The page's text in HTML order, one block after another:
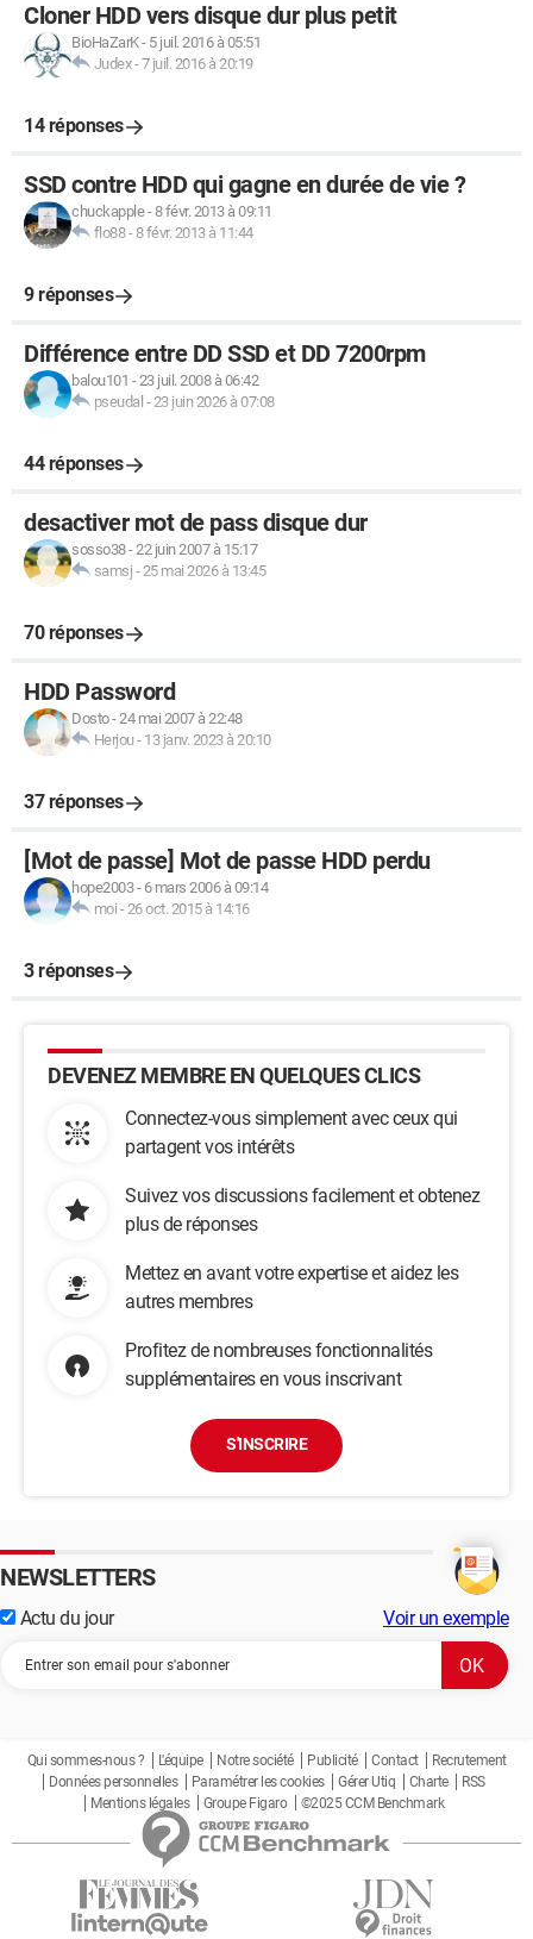
Cloner HDD vers disque dur plus petit
BioHaZarK- 5 juil. 2016 à 05:51
Judex-7 juil. 2016 à 20:19
14 réponses
SSD contre HDD qui gagne en durée de vie ?
chuckapple-8 févr. 2013 à 09:11
flo88- 8 févr. 2013 à 11:44
9 réponses
Différence entre DD SSD et DD 7200rpm
balou101 -23 juil. 2008 à 06:42
pseudal -23 juin 2026 à 07:08
44 réponses
desactiver mot de pass disque dur
sosso38-22 juin 2007 à 15:17
samsj -25 mai 2026 à 13:45
70 réponses
HDD Password
Dosto-24 mai 2007 à 22:48
Herjou- 13 janv. 2023 à 20:10
37 réponses
[Mot de passe] Mot de passe HDD perdu
hope2003- 6 mars 2006 à 09:14
moi -26 oct. 2015 à 14:16
3 réponses
DEVENEZ MEMBRE EN QUELQUES CLICS
Connectez-vous simplement avec ceux qui
partagent vos intérêts
Suivez vos discussions facilement et obtenez
plus de réponses
Mettez en avant votre expertise et aidez les
autres membres
Profitez de nombreuses fonctionnalités
supplémentaires en vous inscrivant
S'INSCRIRE
NEWSLETTERS
Actu du jour Voir un exemple
Qui sommes-nous ? L'équipe Notre société Publicité Contact
Recrutement
Données personnelles
Paramétrer les cookies Gérer Utiq Charte
RSS
Mentions légales
Groupe Figaro ©2025 CCM Benchmark